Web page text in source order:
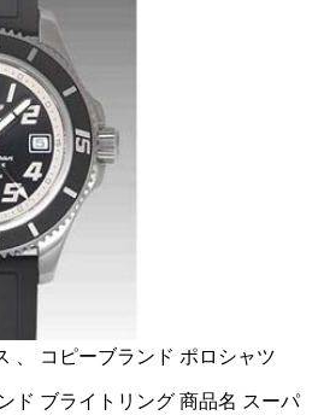
、 コピーブランド ポロシャツ
ド ブライトリング 商品名 スーパ